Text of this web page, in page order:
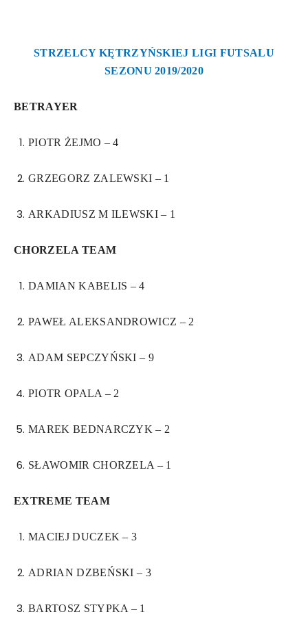
STRZELCY KĘTRZYŃSKIEJ LIGI FUTSALU
SEZONU 2019/2020
BETRAYER
PIOTR ŻEJMO – 4
GRZEGORZ ZALEWSKI – 1
ARKADIUSZ M ILEWSKI – 1
CHORZELA TEAM
DAMIAN KABELIS – 4
PAWEŁ ALEKSANDROWICZ – 2
ADAM SEPCZYŃSKI – 9
PIOTR OPALA – 2
MAREK BEDNARCZYK – 2
SŁAWOMIR CHORZELA – 1
EXTREME TEAM
MACIEJ DUCZEK – 3
ADRIAN DZBEŃSKI – 3
BARTOSZ STYPKA – 1